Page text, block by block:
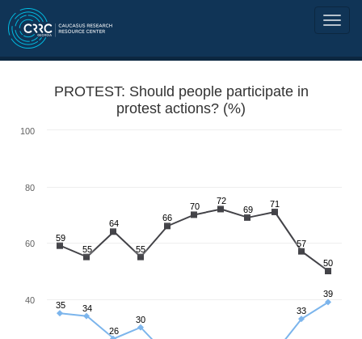
PROTEST: Should people participate in
protest actions? (%)
35 34
26
30
33
39
59
55
64
55
66
70
72
69
71
57
50
40
60
80
100